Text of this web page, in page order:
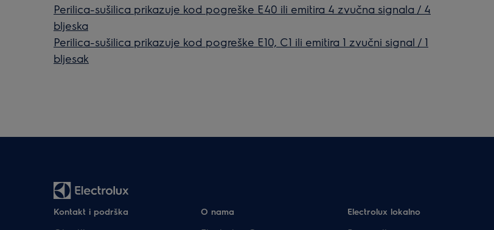
Perilica-sušilica prikazuje kod pogreške E40 ili emitira 4 zvučna signala / 4
bljeska
Perilica-sušilica prikazuje kod pogreške E10, C1 ili emitira 1 zvučni signal / 1
bljesak
Kontakt i podrška O nama Electrolux lokalno